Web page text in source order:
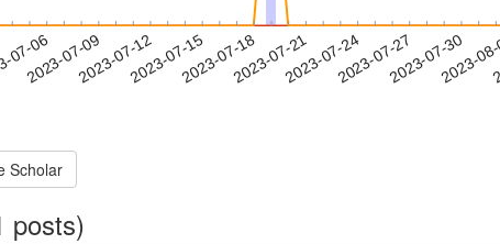
06
2023-07-092023-07-122023-07-152023-07-182023-07-212023-07-242023-07-272023-07-30
2023-
Scholar
posts)